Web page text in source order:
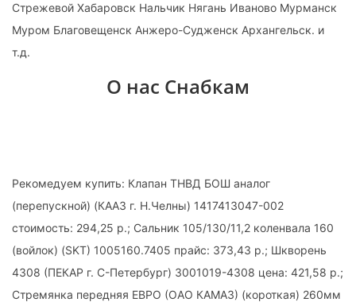
Стрежевой Хабаровск Нальчик Нягань Иваново Мурманск
Муром Благовещенск Анжеро-Судженск Архангельск. и
т.д.
О нас Снабкам
Рекомедуем купить: Клапан ТНВД БОШ аналог
(перепускной) (КААЗ г. Н.Челны) 1417413047-002
стоимость: 294,25 р.; Сальник 105/130/11,2 коленвала 160
(войлок) (SKT) 1005160.7405 прайс: 373,43 р.; Шкворень
4308 (ПЕКАР г. С-Петербург) 3001019-4308 цена: 421,58 р.;
Стремянка передняя ЕВРО (ОАО КАМАЗ) (короткая) 260мм